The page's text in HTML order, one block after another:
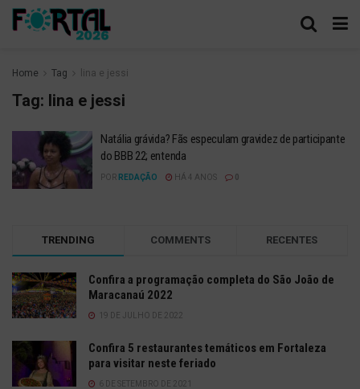
Home Tag lina e jessi
Tag: lina e jessi
Natália grávida? Fãs especulam gravidez de participante
do BBB 22; entenda
POR REDAÇÃO HÁ 4 ANOS
TRENDING COMMENTS RECENTES
Confira a programação completa do São João de
Maracanaú 2022
19 DE JULHO DE 2022
Confira 5 restaurantes temáticos em Fortaleza
para visitar neste feriado
6 DE SETEMBRO DE 2021